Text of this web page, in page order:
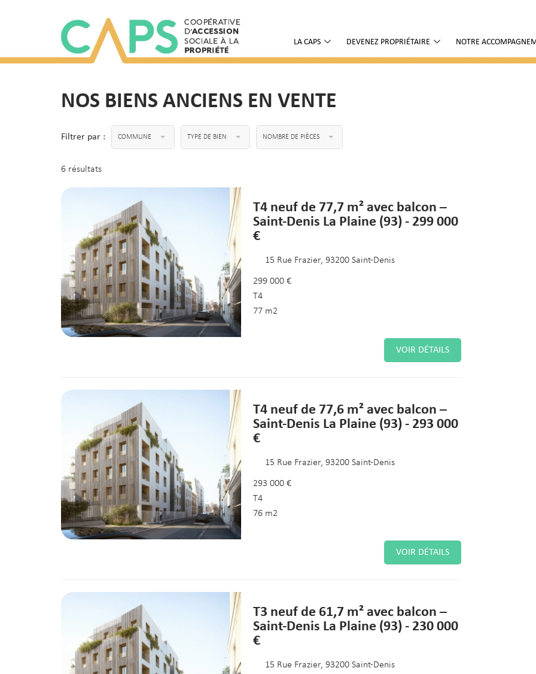
LA CAPS DEVENEZ PROPRIÉTAIRE NOTRE
NOS BIENS ANCIENS EN VENTE
Filtrer par : COMMUNE TYPE DE BIEN NOMBRE DE PIÈCES
6 résultats
T4 neuf de 77,7 m² avec balcon –
Saint-Denis La Plaine (93) - 299 000
€
15 Rue Frazier, 93200 Saint-Denis
299 000 €
T4
77 m2
VOIR DÉTAILS
T4 neuf de 77,6 m² avec balcon –
Saint-Denis La Plaine (93) - 293 000
€
15 Rue Frazier, 93200 Saint-Denis
293 000 €
T4
76 m2
VOIR DÉTAILS
T3 neuf de 61,7 m² avec balcon –
Saint-Denis La Plaine (93) - 230 000
€
15 Rue Frazier, 93200 Saint-Denis